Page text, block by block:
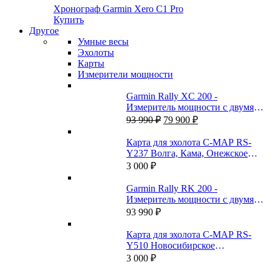
Хронограф Garmin Xero C1 Pro
Купить
Другое
Умные весы
Эхолоты
Карты
Измерители мощности
Garmin Rally XC 200 -
Измеритель мощности с двумя
датчиками
93 990₽ Первоначальная
составляла
93
79 900 ₽Текущая
79
900 ₽.
Карта для эхолота C-MAP RS-
Y237 Волга, Кама, Онежское
озеро, и каналы
3 000 ₽
Garmin Rally RK 200 -
Измеритель мощности с двумя
датчиками
93 990 ₽
Карта для эхолота C-MAP RS-
Y510 Новосибирское
водохранилище и Новосибирск-
3 000 ₽